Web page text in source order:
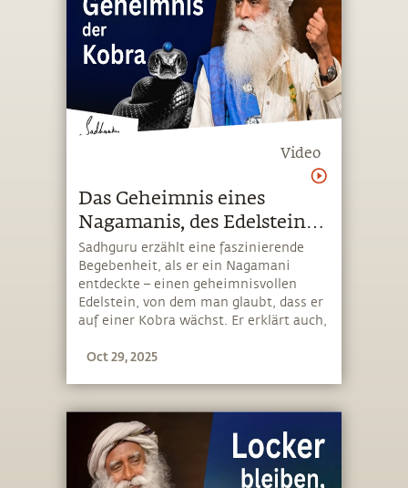
Video
Das Geheimnis eines
Nagamanis, des Edelsteins
der Kobra
Sadhguru erzählt eine faszinierende
Begebenheit, als er ein Nagamani
entdeckte – einen geheimnisvollen
Edelstein, von dem man glaubt, dass er
auf einer Kobra wächst. Er erklärt auch,
Schlange in mehreren Kulturen
und die Erweiterung der eigenen
Wahrnehmung steht
Oct 29, 2025